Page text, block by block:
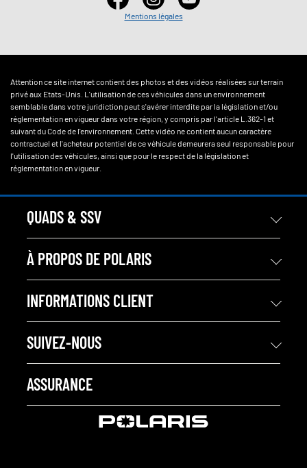
Mentions légales
Attention ce site internet contient des photos et des vidéos réalisées sur terrain
privé aux Etats-Unis. L'utilisation de ces véhicules dans un environnement
semblable dans votre juridiction peut s'avérer interdite par la législation et/ou
réglementation en vigueur dans votre région, y compris par l'article L.362-1 et
suivant du Code de l'environnement. Cette vidéo ne contient aucun caractère
contractuel et l'acheteur potentiel de ce véhicule demeurera seul responsable pour
l'utilisation des véhicules, ainsi que pour le respect de la législation et
réglementation en vigueur.
QUADS & SSV
À PROPOS DE POLARIS
INFORMATIONS CLIENT
SUIVEZ-NOUS
ASSURANCE